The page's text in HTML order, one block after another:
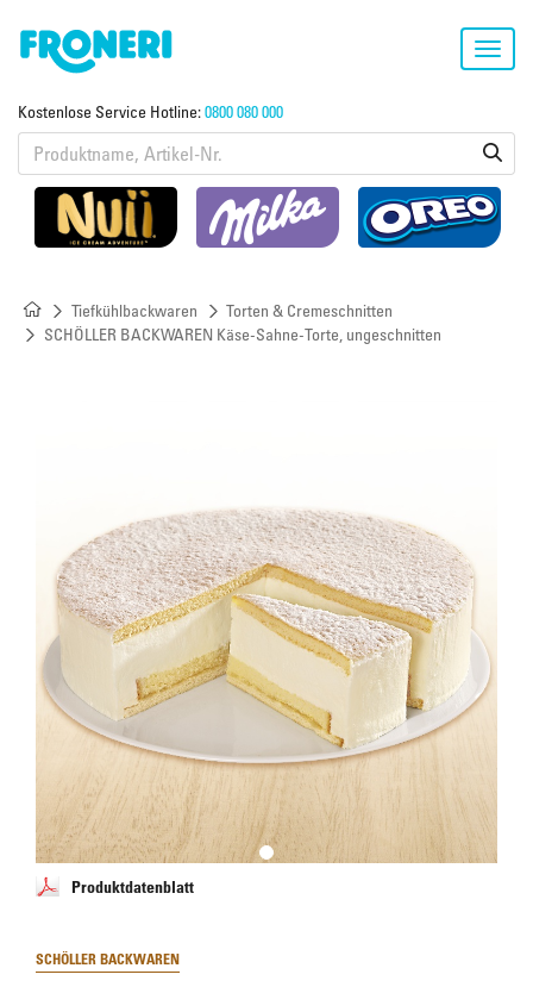
Kostenlose Service Hotline:0800 080 000
Tiefkühlbackwaren
Torten & Cremeschnitten
SCHÖLLER BACKWAREN Käse-Sahne-Torte, ungeschnitten
Produktdatenblatt
SCHÖLLER BACKWAREN